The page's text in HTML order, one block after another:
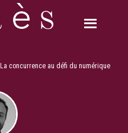
La concurrence au défi du numérique